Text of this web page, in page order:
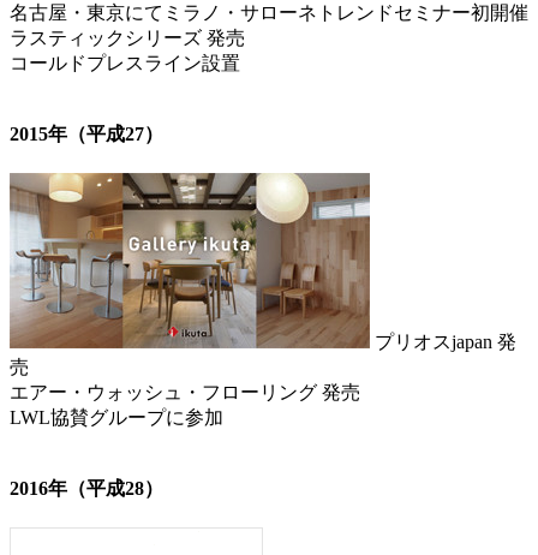
名古屋・東京にてミラノ・サローネトレンドセミナー初開催
ラスティックシリーズ 発売
コールドプレスライン設置
2015年（平成27）
プリオスjapan 発
売
エアー・ウォッシュ・フローリング 発売
LWL協賛グループに参加
2016年（平成28）